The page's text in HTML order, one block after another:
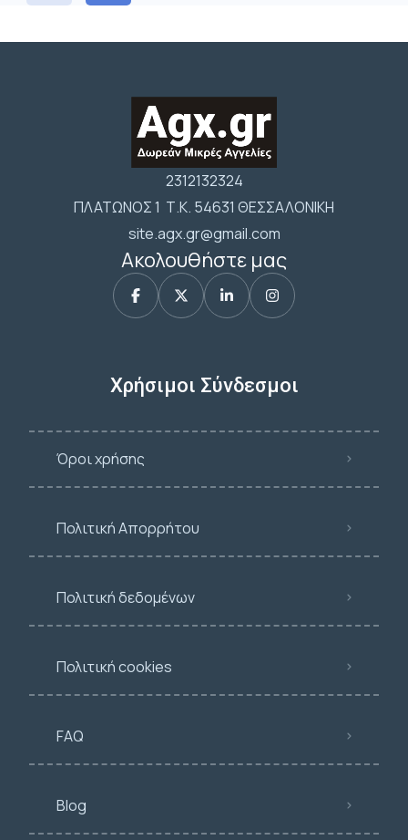
2312132324
ΠΛΑΤΩΝΟΣ 1 Τ.Κ. 54631 ΘΕΣΣΑΛΟΝΙΚΗ
site.agx.gr@gmail.com
Ακολουθήστε μας
Χρήσιμοι Σύνδεσμοι
Όροι χρήσης
Πολιτική Απορρήτου
Πολιτική δεδομένων
Πολιτική cookies
FAQ
Blog